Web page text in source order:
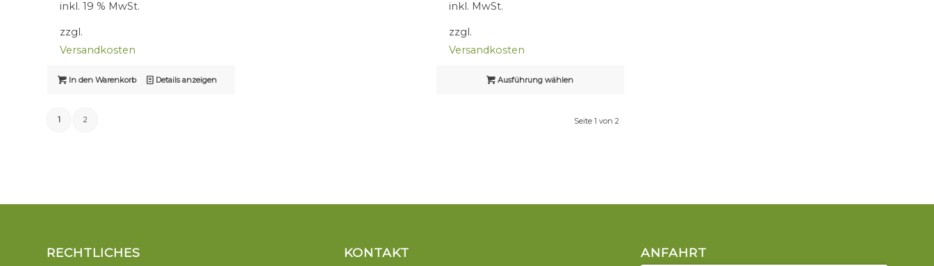
inkl. 19 % MwSt.
zzgl.
Versandkosten
In den Warenkorb Details anzeigen
inkl. MwSt.
zzgl.
Versandkosten
Ausführung wählen
Seite 1 von 2
1 2
RECHTLICHES KONTAKT ANFAHRT